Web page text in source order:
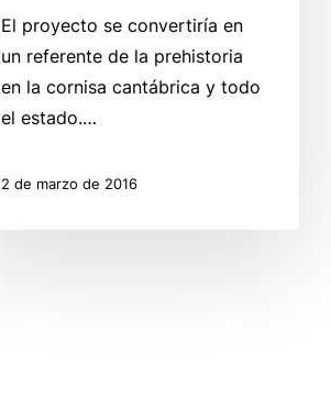
El proyecto se convertiría en
un referente de la prehistoria
en la cornisa cantábrica y todo
el estado.…
2 de marzo de 2016